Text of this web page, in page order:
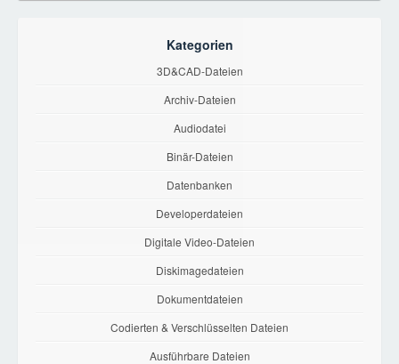
Kategorien
3D&CAD-Dateien
Archiv-Dateien
Audiodatei
Binär-Dateien
Datenbanken
Developerdateien
Digitale Video-Dateien
Diskimagedateien
Dokumentdateien
Codierten & Verschlüsselten Dateien
Ausführbare Dateien